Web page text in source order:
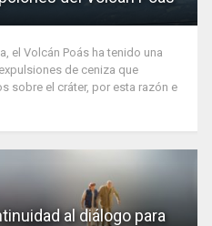
el Volcán Poás ha tenido una
de ceniza que
sobre el cráter, por esta razón e
al diálogo para